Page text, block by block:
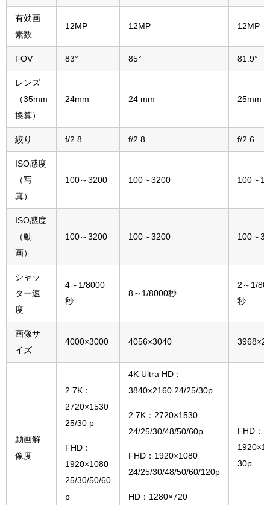
有効画
素数
12MP 12MP 12MP
FOV 83° 85° 81.9°
レンズ
（35mm
換算）
24mm 24 mm 25mm
絞り f/2.8 f/2.8 f/2.6
ISO感度
（写
真）
100～3200 100～3200 100～
ISO感度
（動
画）
100～3200 100～3200 100～
シャッ
ター速
度
4～1/8000
秒
8～1/8000秒
2～1/
秒
画像サ
イズ
4000×3000 4056×3040
動画解
像度
2.7K：
2720×1530
25/30 p
FHD：
1920×1080
25/30/50/60
p
4K Ultra HD：
3840×2160 24/25/30p
2.7K：2720×1530
24/25/30/48/50/60p
FHD：1920×1080
24/25/30/48/50/60/120p
HD：1280×720
FHD：
30p